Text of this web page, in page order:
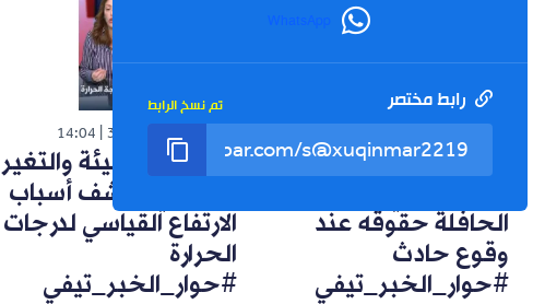
WhatsApp
رابط مختصر تم نسخ الرابط
شورت
تعويضات وضمانات..
الحافلة حقوقه عند
وقوع حادث
#حوار_الخبر_تيفي
شورت 30-07-2026
14:04
خبيرة في البيئة والتغير
المناخي تكشف أسباب
الارتفاع القياسي لدرجات
الحرارة
#حوار_الخبر_تيفي